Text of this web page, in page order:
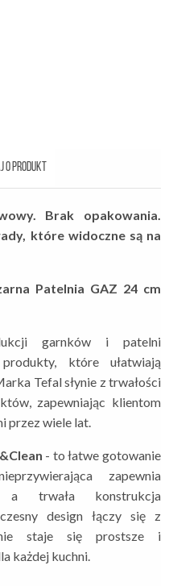
PRODUKT
Brak opakowania.
które widoczne są na
Patelnia GAZ 24 cm
garnków i patelni
które ułatwiają
Tefal słynie z trwałości
zapewniając klientom
przez wiele lat.
- to łatwe gotowanie
zapewnia
a trwała konstrukcja
design łączy się z
staje się prostsze i
każdej kuchni.